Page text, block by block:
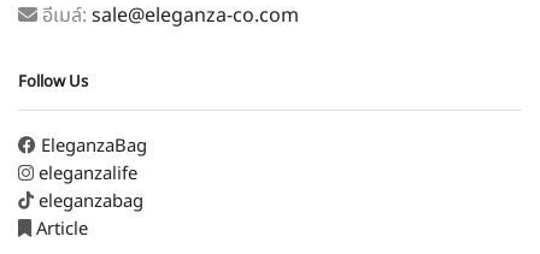
อีเมล์: sale@eleganza-co.com
Follow Us
EleganzaBag
eleganzalife
eleganzabag
Article